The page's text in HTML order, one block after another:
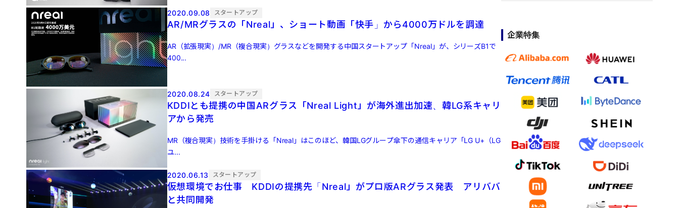
2020.09.08 スタートアップ
AR/MRグラスの「Nreal」、ショート動画「快手」から4000万ドルを調達
AR（拡張現実）/MR（複合現実）グラスなどを開発する中国スタートアップ「Nreal」が、シリーズB1で
400...
2020.08.24 スタートアップ
KDDIとも提携の中国ARグラス「Nreal Light」が海外進出加速、韓LG系キャリ
アから発売
MR（複合現実）技術を手掛ける「Nreal」はこのほど、韓国LGグループ傘下の通信キャリア「LG U+（LG
ユ...
2020.06.13 スタートアップ
仮想環境でお仕事 KDDIの提携先「Nreal」がプロ版ARグラス発表 アリババ
と共同開発
企業特集